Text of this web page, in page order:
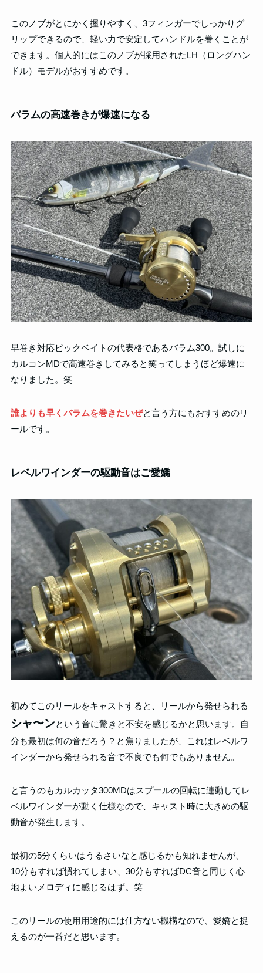
このノブがとにかく握りやすく、3フィンガーでしっかりグ
リップできるので、軽い力で安定してハンドルを巻くことが
できます。個人的にはこのノブが採用されたLH（ロングハン
ドル）モデルがおすすめです。
バラムの高速巻きが爆速になる
早巻き対応ビックベイトの代表格であるバラム300。試しに
カルコンMDで高速巻きしてみると笑ってしまうほど爆速に
なりました。笑
誰よりも早くバラムを巻きたいぜと言う方にもおすすめのリ
ールです。
レベルワインダーの駆動音はご愛嬌
初めてこのリールをキャストすると、リールから発せられる
シャ〜ンという音に驚きと不安を感じるかと思います。自
分も最初は何の音だろう？と焦りましたが、これはレベルワ
インダーから発せられる音で不良でも何でもありません。
と言うのもカルカッタ300MDはスプールの回転に連動してレ
ベルワインダーが動く仕様なので、キャスト時に大きめの駆
動音が発生します。
最初の5分くらいはうるさいなと感じるかも知れませんが、
10分もすれば慣れてしまい、30分もすればDC音と同じく心
地よいメロディに感じるはず。笑
このリールの使用用途的には仕方ない機構なので、愛嬌と捉
えるのが一番だと思います。